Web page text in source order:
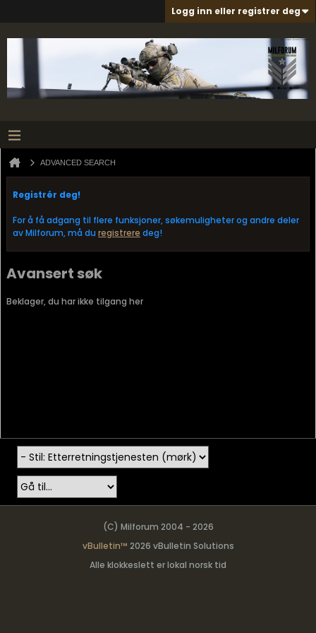
Logg inn eller registrer deg
ADVANCED SEARCH
Registrér deg!
For å få adgang til flere funksjoner, søkemuligheter og andre deler
av Milforum, må du registrere deg!
Avansert søk
Beklager, du har ikke tilgang her
(C) Milforum 2004 - 2026
vBulletin™ 2026 vBulletin Solutions
Alle klokkeslett er lokal norsk tid